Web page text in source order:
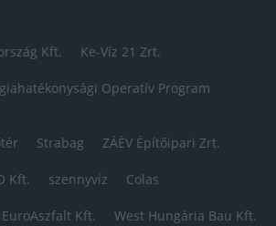
Kft. Ke-Víz 21 Zrt.
Operatív Program
Strabag ZÁÉV Építőipari Zrt.
Kft. szennyvíz Colas
EuroAszfalt Kft. West Hungária Bau Kft.